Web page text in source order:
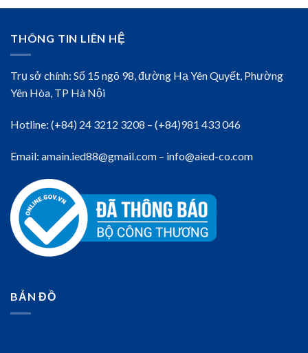
THÔNG TIN LIÊN HỆ
Trụ sở chính: Số 15 ngõ 98, đường Hạ Yên Quyết, Phường
Yên Hòa, TP Hà Nội
Hotline: (+84) 24 3212 3208 – (+84)981 433 046
Email: amain.ied88@gmail.com – info@aied-co.com
BẢN ĐỒ